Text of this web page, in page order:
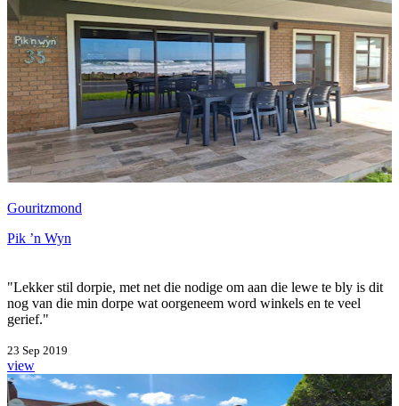
Gouritzmond
Pik ’n Wyn
"Lekker stil dorpie, met net die nodige om aan die lewe te bly is dit
nog van die min dorpe wat oorgeneem word winkels en te veel
gerief."
23 Sep 2019
view